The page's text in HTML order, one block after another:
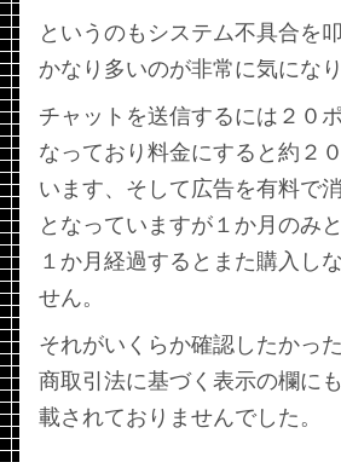
というのもシステム不具合を
かなり多いのが非常に気になり
チャットを送信するには２０
なっており料金にすると約２
います、そして広告を有料で
となっていますが１か月のみ
１か月経過するとまた購入し
せん。
それがいくらか確認したかっ
商取引法に基づく表示の欄に
載されておりませんでした。